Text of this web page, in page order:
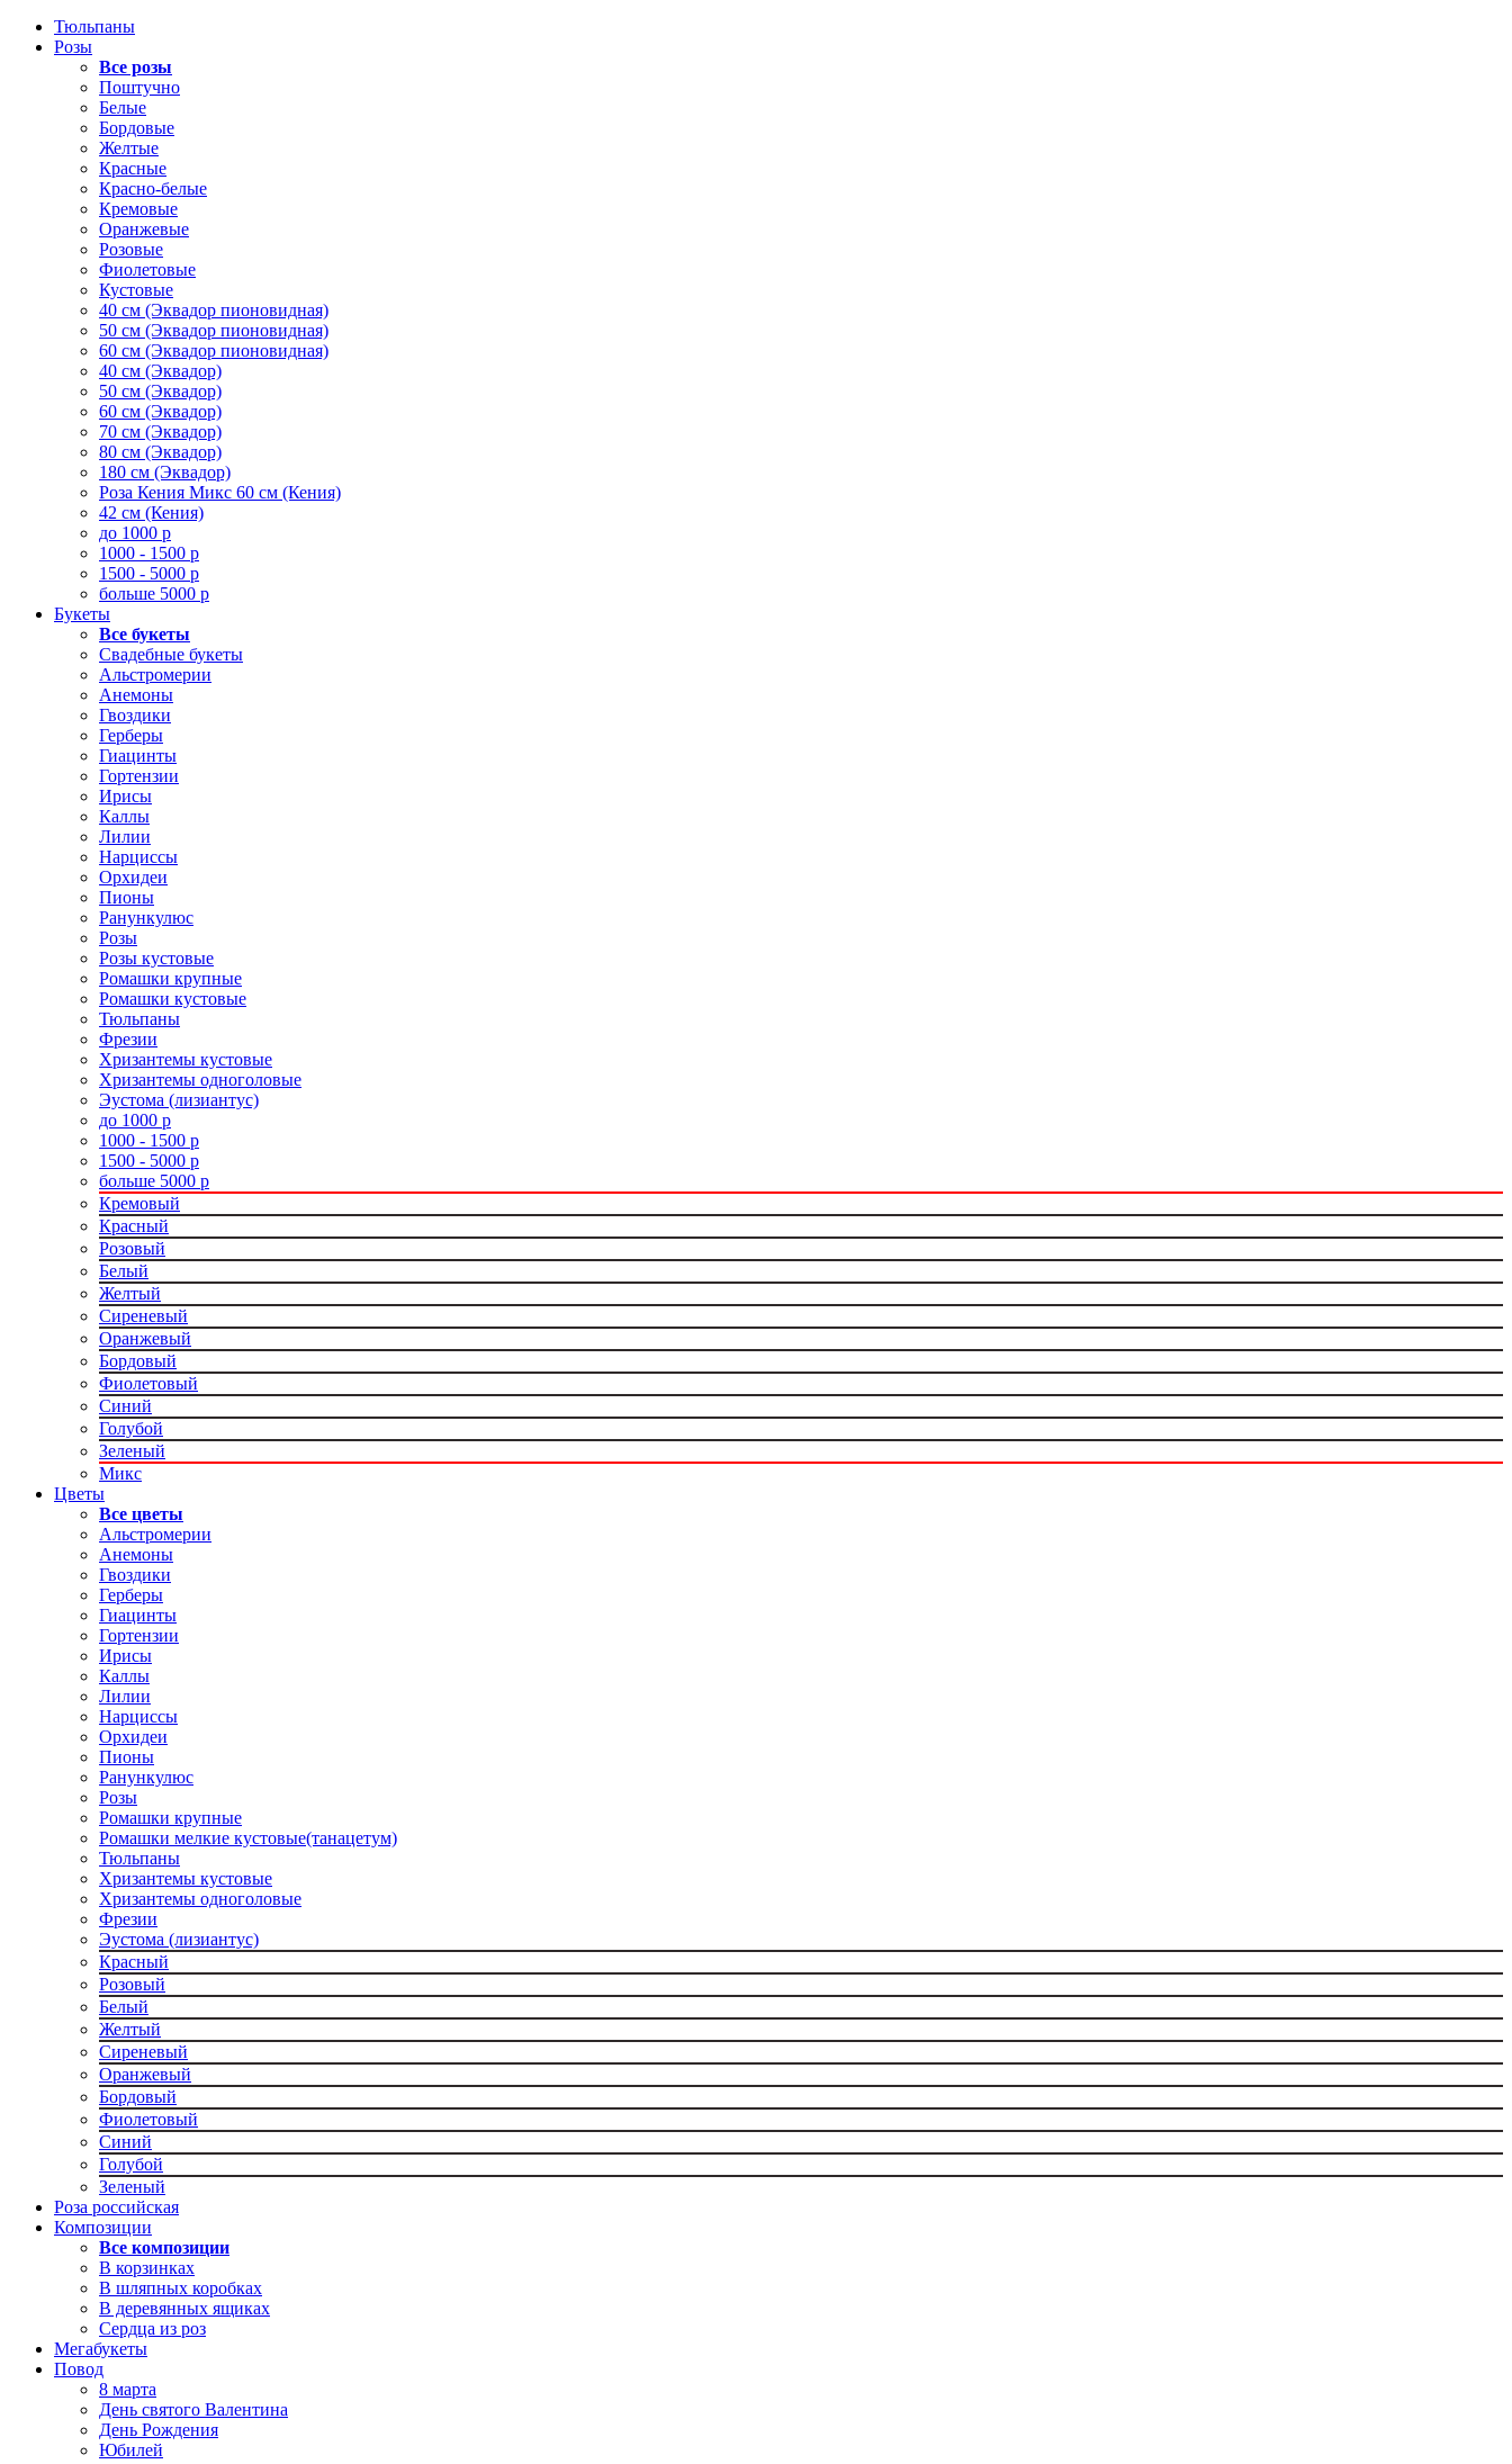
Тюльпаны
Розы
Все розы
Поштучно
Белые
Бордовые
Желтые
Красные
Красно-белые
Кремовые
Оранжевые
Розовые
Фиолетовые
Кустовые
40 см (Эквадор пионовидная)
50 см (Эквадор пионовидная)
60 см (Эквадор пионовидная)
40 см (Эквадор)
50 см (Эквадор)
60 см (Эквадор)
70 см (Эквадор)
80 см (Эквадор)
180 см (Эквадор)
Роза Кения Микс 60 см (Кения)
42 см (Кения)
до 1000 р
1000 - 1500 р
1500 - 5000 р
больше 5000 р
Букеты
Все букеты
Свадебные букеты
Альстромерии
Анемоны
Гвоздики
Герберы
Гиацинты
Гортензии
Ирисы
Каллы
Лилии
Нарциссы
Орхидеи
Пионы
Ранункулюс
Розы
Розы кустовые
Ромашки крупные
Ромашки кустовые
Тюльпаны
Фрезии
Хризантемы кустовые
Хризантемы одноголовые
Эустома (лизиантус)
до 1000 р
1000 - 1500 р
1500 - 5000 р
больше 5000 р
Кремовый
Красный
Розовый
Белый
Желтый
Сиреневый
Оранжевый
Бордовый
Фиолетовый
Синий
Голубой
Зеленый
Микс
Цветы
Все цветы
Альстромерии
Анемоны
Гвоздики
Герберы
Гиацинты
Гортензии
Ирисы
Каллы
Лилии
Нарциссы
Орхидеи
Пионы
Ранункулюс
Розы
Ромашки крупные
Ромашки мелкие кустовые(танацетум)
Тюльпаны
Хризантемы кустовые
Хризантемы одноголовые
Фрезии
Эустома (лизиантус)
Красный
Розовый
Белый
Желтый
Сиреневый
Оранжевый
Бордовый
Фиолетовый
Синий
Голубой
Зеленый
Роза российская
Композиции
Все композиции
В корзинках
В шляпных коробках
В деревянных ящиках
Сердца из роз
Мегабукеты
Повод
8 марта
День святого Валентина
День Рождения
Юбилей